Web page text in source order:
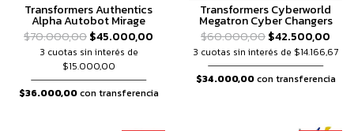
Transformers Authentics
Alpha Autobot Mirage
$70.000,00$45.000,00
3 cuotas sin interés de
$15.000,00
$36.000,00con transferencia
Transformers Cyberworld
Megatron Cyber Changers
$60.000,00$42.500,00
3 cuotas sin interés de $14.166,67
$34.000,00con transferencia